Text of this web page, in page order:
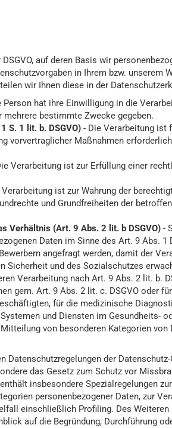
auf deren Basis wir
in Ihrem bzw. unserem
wir Ihnen diese in der
Person hat ihre Einwilligung in die
bestimmte Zwecke gegeben.
S. 1 lit. b. DSGVO) - Die Verarbeitung ist
vorvertraglicher Maßnahmen
Verarbeitung ist zur Erfüllung einer
Verarbeitung ist zur Wahrung der
und Grundfreiheiten der
Verhältnis (Art. 9 Abs. 2 lit. b DSGVO) -
Daten im Sinne des Art. 9 Abs. 1
angefragt werden, damit der
und des Sozialschutzes
Verarbeitung nach Art. 9 Abs. 2 lit. b.
gem. Art. 9 Abs. 2 lit. c. DSGVO oder
für die medizinische
und Diensten im Gesundheits-
von besonderen Kategorien
Datenschutzregelungen der
das Gesetz zum Schutz vor
insbesondere Spezialregelungen
personenbezogener Daten, zur
einschließlich Profiling. Des
auf die Begründung, Durchführung